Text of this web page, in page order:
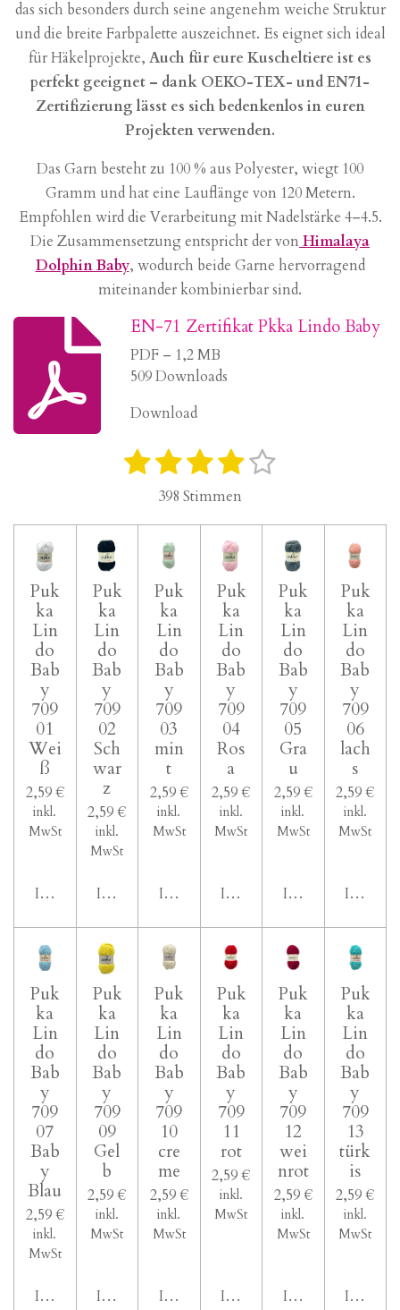
das sich besonders durch seine angenehm weiche Struktur
und die breite Farbpalette auszeichnet. Es eignet sich ideal
für Häkelprojekte, Auch für eure Kuscheltiere ist es
perfekt geeignet – dank OEKO-TEX- und EN71-
Zertifizierung lässt es sich bedenkenlos in euren
Projekten verwenden.
Das Garn besteht zu 100 % aus Polyester, wiegt 100
Gramm und hat eine Lauflänge von 120 Metern.
Empfohlen wird die Verarbeitung mit Nadelstärke 4–4.5.
Die Zusammensetzung entspricht der vonHimalaya
Dolphin Baby, wodurch beide Garne hervorragend
miteinander kombinierbar sind.
EN-71 Zertifikat Pkka Lindo Baby
PDF – 1,2 MB
509 Downloads
Download
e
1
t
2
S
t
e
r
n
e
3
S
t
4
S
t
e
r
n
e
5
t
n
g
a
b
s
n
e
398 Stimmen
Puk
ka
Lin
do
Bab
y
709
01
Wei
ß
2,59 €
inkl.
MwSt
In den Warenkorb
Puk
ka
Lin
do
Bab
y
709
02
Sch
war
z
2,59 €
inkl.
MwSt
In den Warenkorb
Puk
ka
Lin
do
Bab
y
709
03
min
t
2,59 €
inkl.
MwSt
In den Warenkorb
Puk
ka
Lin
do
Bab
y
709
04
Ros
a
2,59 €
inkl.
MwSt
In den Warenkorb
Puk
ka
Lin
do
Bab
y
709
05
Gra
u
2,59 €
inkl.
MwSt
In den Warenkorb
Puk
ka
Lin
do
Bab
y
709
06
lach
s
2,59 €
inkl.
MwSt
In den
Puk
ka
Lin
do
Bab
y
709
07
Bab
y
Blau
2,59 €
inkl.
MwSt
In den Warenkorb
Puk
ka
Lin
do
Bab
y
709
09
Gel
b
2,59 €
inkl.
MwSt
In den Warenkorb
Puk
ka
Lin
do
Bab
y
709
10
cre
me
2,59 €
inkl.
MwSt
In den Warenkorb
Puk
ka
Lin
do
Bab
y
709
11
rot
2,59 €
inkl.
MwSt
In den Warenkorb
Puk
ka
Lin
do
Bab
y
709
12
wei
nrot
2,59 €
inkl.
MwSt
In den Warenkorb
Puk
ka
Lin
do
Bab
y
709
13
türk
is
2,59 €
inkl.
MwSt
In den